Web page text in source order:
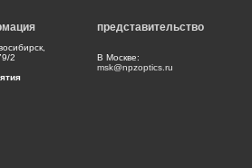
2
представительство
В Москве:
msk@npzoptics.ru